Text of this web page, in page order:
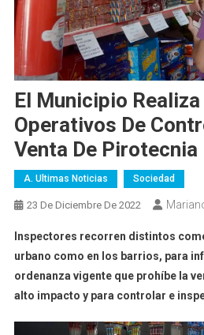
El Municipio
Operativos De
Venta De Pirotecnia
A. Ultimas Noticias Sociedad
23 De Diciembre De 2022
Inspectores recorren distintos
urbano como en los barrios, para
ordenanza vigente que prohíbe la
alto impacto y para controlar e